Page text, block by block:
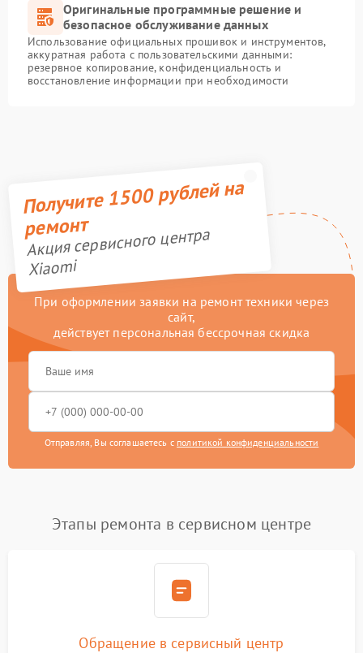
Оригинальные программные решение и
безопасное обслуживание данных
Использование официальных прошивок и инструментов,
аккуратная работа с пользовательскими данными:
резервное копирование, конфиденциальность и
восстановление информации при необходимости
Получите 1500 рублей на
ремонт
Акция сервисного центра
Xiaomi
При оформлении заявки на ремонт техники через
сайт,
действует персональная бессрочная скидка
Отправляя, Вы соглашаетесь с политикой конфиденциальности
Этапы ремонта в сервисном центре
Обращение в сервисный центр